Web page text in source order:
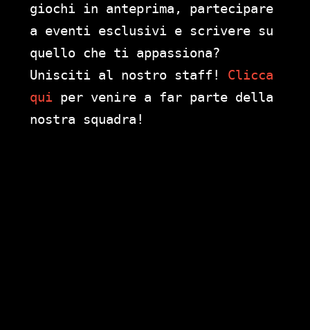
giochi in anteprima, partecipare
a eventi esclusivi e scrivere su
quello che ti appassiona?
Unisciti al nostro staff! Clicca
qui per venire a far parte della
nostra squadra!